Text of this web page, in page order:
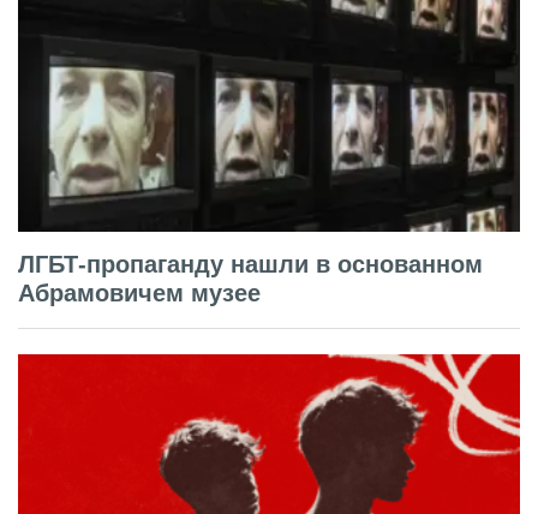
ЛГБТ-пропаганду нашли в основанном
Абрамовичем музее